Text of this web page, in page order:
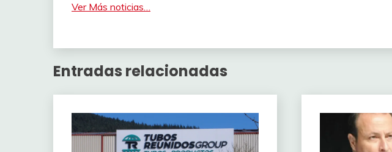
Ver Más noticias…
Entradas relacionadas